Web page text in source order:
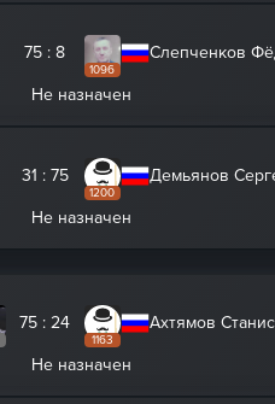
75 : 8
1096
Слепченков
Не назначен
31 : 75
1200
Демьянов
Не назначен
75 : 24
1163
Ахтямов
Не назначен